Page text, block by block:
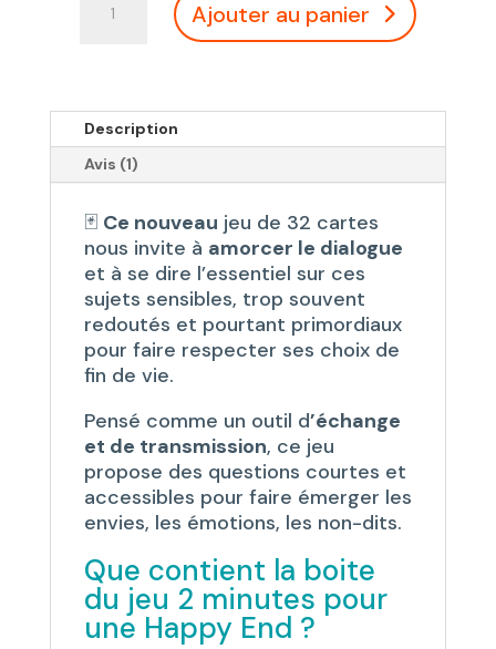
fin
de
vie
2
minutes
pour
une
Happy
End.
Ajouter au panier
Description
Avis (1)
🃏 Ce nouveau jeu de 32 cartes
nous invite à amorcer le dialogue
et à se dire l’essentiel sur ces
sujets sensibles, trop souvent
redoutés et pourtant primordiaux
pour faire respecter ses choix de
fin de vie.
Pensé comme un outil d’échange
et de transmission, ce jeu
propose des questions courtes et
accessibles pour faire émerger les
envies, les émotions, les non-dits.
Que contient la boite
du jeu 2 minutes pour
une Happy End ?